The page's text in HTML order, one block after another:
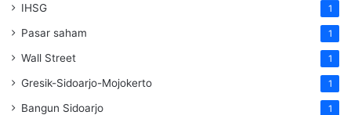
IHSG 1
Pasar saham 1
Wall Street 1
Gresik-Sidoarjo-Mojokerto 1
Bangun Sidoarjo 1